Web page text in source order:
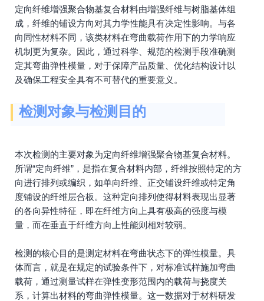
定向纤维增强聚合物基复合材料由增强纤维与树脂基体组
成，纤维的铺设方向对其力学性能具有决定性影响。与各
向同性材料不同，该类材料在弯曲载荷作用下的力学响应
机制更为复杂。因此，通过科学、规范的检测手段准确测
定其弯曲弹性模量，对于保障产品质量、优化结构设计以
及确保工程安全具有不可替代的重要意义。
检测对象与检测目的
本次检测的主要对象为定向纤维增强聚合物基复合材料。
所谓“定向纤维”，是指在复合材料内部，纤维按照特定的方
向进行排列或编织，如单向纤维、正交铺设纤维或特定角
度铺设的纤维层合板。这种定向排列使得材料表现出显著
的各向异性特征，即在纤维方向上具有极高的强度与模
量，而在垂直于纤维方向上性能则相对较弱。
检测的核心目的是测定材料在弯曲状态下的弹性模量。具
体而言，就是在规定的试验条件下，对标准试样施加弯曲
载荷，通过测量试样在弹性变形范围内的载荷与挠度关
系，计算出材料的弯曲弹性模量。这一数据对于材料研发